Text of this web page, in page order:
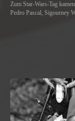
Zum Star-Wars-Tag
Pedro Pascal, Sigourney